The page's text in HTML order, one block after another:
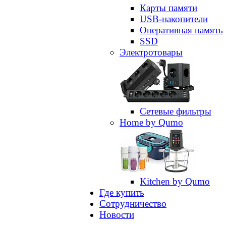
Карты памяти
USB-накопители
Оперативная память
SSD
Электротовары
Сетевые фильтры
Home by Qumo
Kitchen by Qumo
Где купить
Сотрудничество
Новости